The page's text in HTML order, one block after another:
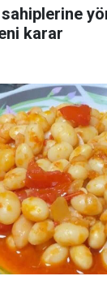
karar